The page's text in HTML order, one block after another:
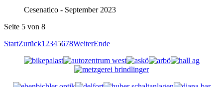
Cesenatico - September 2023
Seite 5 von 8
StartZurück1 2345678WeiterEnde